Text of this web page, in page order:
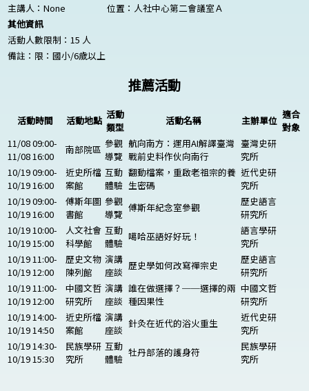
主講人： None
位置：人社中心第二會議室Ａ
其他資訊
活動人數限制：15 人
備註：限：國小/6歲以上
推薦活動
活動時間 活動地點 活動
類型
活動名稱 主辦單位 適合
對象
11/08 09:00-
11/08 16:00
南部院區 參觀
導覽
航向南方：運用AI解譯臺灣
戰前史料作伙向南行
臺灣史研
究所
10/19 09:00-
10/19 16:00
近史所檔
案館
互動
體驗
翻動檔案，重啟老祖宗的養
生密碼
近代史研
究所
10/19 09:00-
10/19 16:00
傅斯年圖
書館
參觀
導覽
傅斯年紀念室參觀
歷史語言
研究所
10/19 10:00-
10/19 15:00
人文社會
科學館
互動
體驗
噶哈巫語好好玩！
語言學研
究所
10/19 11:00-
10/19 12:00
歷史文物
陳列館
演講
座談
歷史學如何改寫禪宗史
歷史語言
研究所
10/19 11:00-
10/19 12:00
中國文哲
研究所
演講
座談
誰在做選擇？──選擇的兩
種因果性
中國文哲
研究所
10/19 14:00-
10/19 14:50
近史所檔
案館
演講
座談
針灸在近代的浴火重生
近代史研
究所
10/19 14:30-
10/19 15:30
民族學研
究所
互動
體驗
牡丹部落的護身符
民族學研
究所